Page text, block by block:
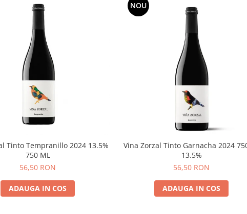
Tinto Tempranillo 2024 13.5%
750 ML
56,50 RON
ADAUGA IN COS
NOU
Vina Zorzal Tinto Garnacha 2024
13.5%
56,50 RON
ADAUGA IN COS